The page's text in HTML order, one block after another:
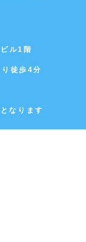
ル1階
徒歩4分
なります